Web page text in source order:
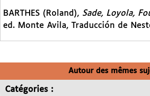
BARTHES (Roland), Sade, Loyola,
ed. Monte Avila, Traducción de
Autour des mêmes
Catégories :